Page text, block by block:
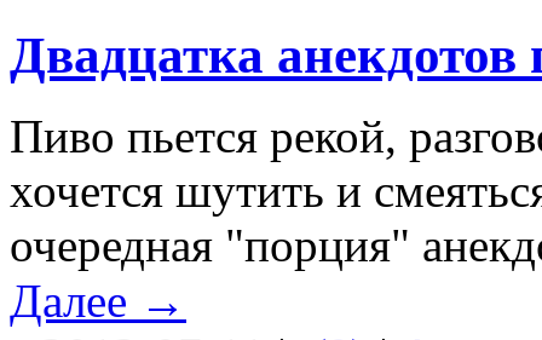
Двадцатка анекдотов
Пиво пьется рекой,
хочется шутить и
очередная "порция"
Далее →